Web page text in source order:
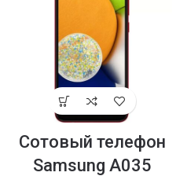
Сотовый телефон
Samsung A035